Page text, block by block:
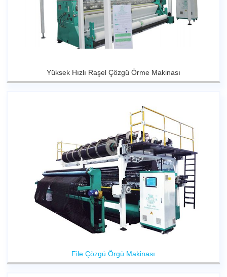
Yüksek Hızlı Raşel Çözgü Örme Makinası
File Çözgü Örgü Makinası